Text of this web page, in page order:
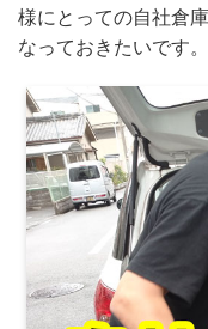
様にとっての自社倉
なっておきたいです。